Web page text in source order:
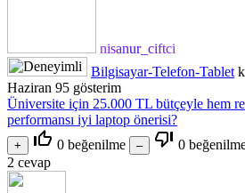
nisanur_ciftci
Bilgisayar-Telefon-Tablet
Haziran 95 gösterim
Üniversite için 25.000 TL bütçeyle hem
performansı iyi laptop önerisi?
thumb_up_off_alt 0 beğenilme thumb_down_off_alt 0
2 cevap